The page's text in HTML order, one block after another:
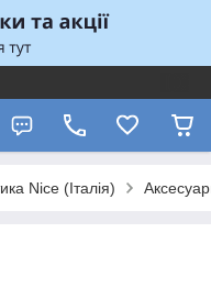
Nice (Італія)